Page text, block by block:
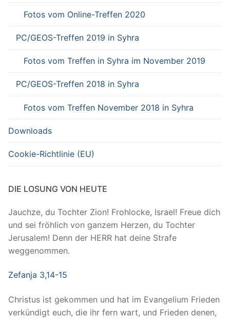
Fotos vom Online-Treffen 2020
PC/GEOS-Treffen 2019 in Syhra
Fotos vom Treffen in Syhra im November 2019
PC/GEOS-Treffen 2018 in Syhra
Fotos vom Treffen November 2018 in Syhra
Downloads
Cookie-Richtlinie (EU)
DIE LOSUNG VON HEUTE
Jauchze, du Tochter Zion! Frohlocke, Israel! Freue dich
und sei fröhlich von ganzem Herzen, du Tochter
Jerusalem! Denn der HERR hat deine Strafe
weggenommen.
Zefanja 3,14-15
Christus ist gekommen und hat im Evangelium Frieden
verkündigt euch, die ihr fern wart, und Frieden denen,